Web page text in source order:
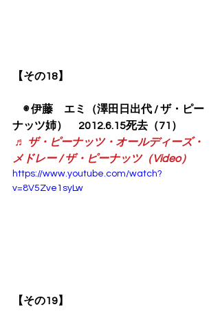
【その18】
◉ 伊藤　エミ（澤田日出代 / ザ・ピー
ナッツ姉）　2012.6.15死去（71）
♬ ザ・ピーナッツ・オールディーズ・
メドレー / ザ・ピーナッツ（Video）
https://www.youtube.com/watch?
v=8V5Zve1syLw
【その19】